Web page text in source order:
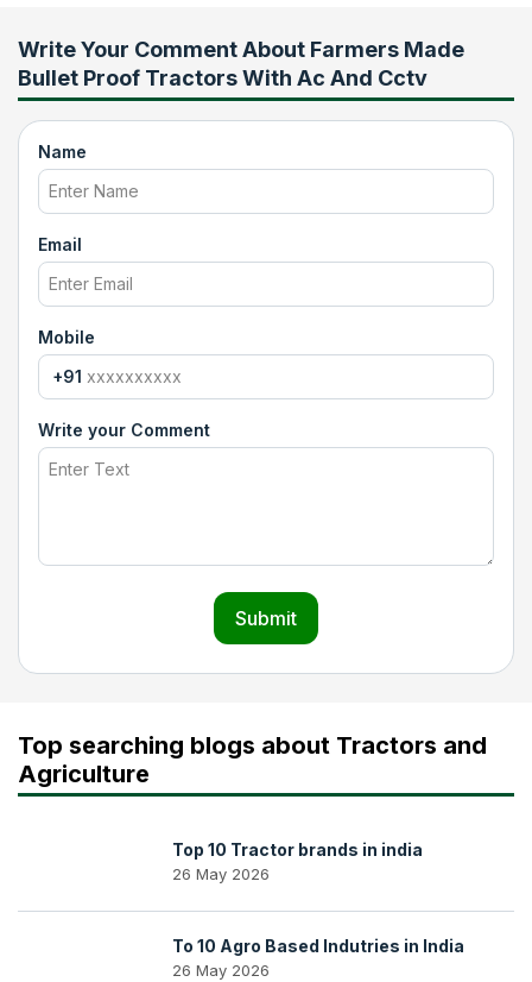
Write Your Comment About Farmers Made
Bullet Proof Tractors With Ac And Cctv
Name
Email
Mobile
+91
Write your Comment
Submit
Top searching blogs about Tractors and
Agriculture
Top 10 Tractor brands in india
26 May 2026
To 10 Agro Based Indutries in India
26 May 2026